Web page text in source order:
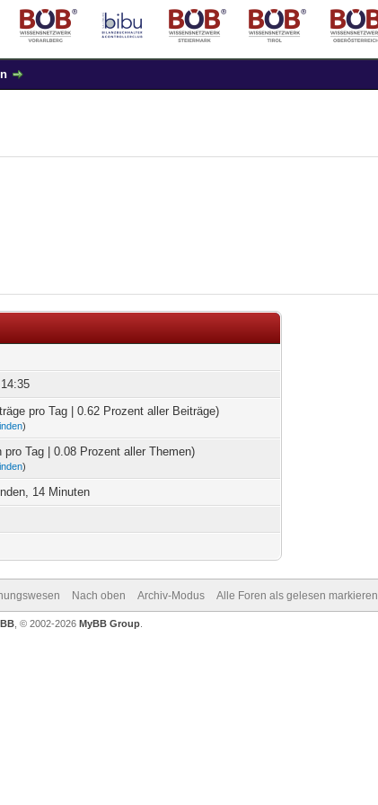
pro Tag | 0.62 Prozent aller Beiträge)
)
pro Tag | 0.08 Prozent aller Themen)
)
14 Minuten
Nach oben Archiv-Modus Alle Foren als gelesen markieren
, © 2002-2026 MyBB Group.